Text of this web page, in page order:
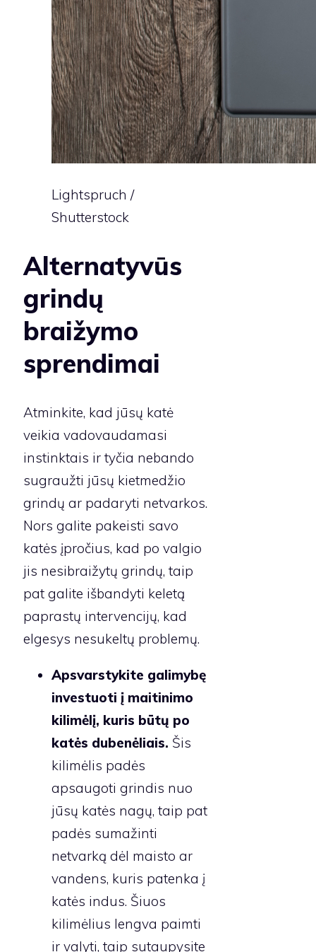
Lightspruch /
Shutterstock
Alternatyvūs
grindų
braižymo
sprendimai
Atminkite, kad jūsų katė
veikia vadovaudamasi
instinktais ir tyčia nebando
sugraužti jūsų kietmedžio
grindų ar padaryti netvarkos.
Nors galite pakeisti savo
katės įpročius, kad po valgio
jis nesibraižytų grindų, taip
pat galite išbandyti keletą
paprastų intervencijų, kad
elgesys nesukeltų problemų.
Apsvarstykite galimybę
investuoti į maitinimo
kilimėlį, kuris būtų po
katės dubenėliais. Šis
kilimėlis padės
apsaugoti grindis nuo
jūsų katės nagų, taip pat
padės sumažinti
netvarką dėl maisto ar
vandens, kuris patenka į
katės indus. Šiuos
kilimėlius lengva paimti
ir valyti, taip sutaupysite